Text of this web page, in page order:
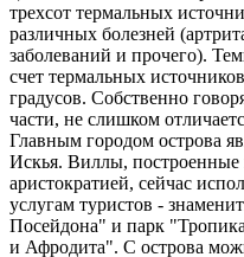
трехсот термальных
различных болезней
заболеваний и прочего).
счет термальных
градусов. Собственно
части, не слишком
Главным городом острова
Искья. Виллы, построенные
аристократией, сейчас
услугам туристов -
Посейдона" и парк
и Афродита". С острова